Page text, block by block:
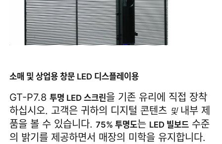
소매 및 상업용 창문 LED 디스플레이용
GT-P7.8 투명 LED 스크린을 기존 유리에 직접 장착
하십시오. 고객은 귀하의 디지털 콘텐츠 및 내부 제
품을 볼 수 있습니다. 75% 투명도는 LED 빌보드 수준
의 밝기를 제공하면서 매장의 미학을 유지합니다.